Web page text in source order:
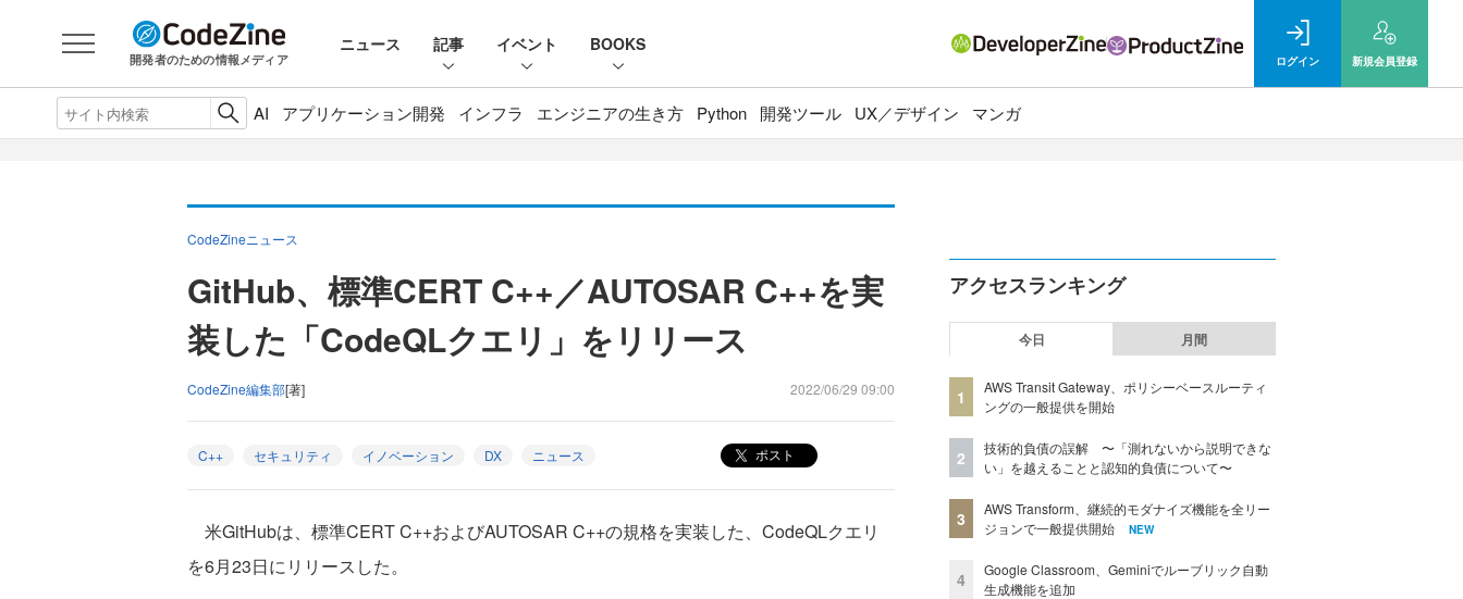
開発者のための情報メディア
ニュース 記事 イベント BOOKS
ログイン 新規会員登録
AI アプリケーション開発 インフラ エンジニアの生き方 Python 開発ツール UX／デザイン マンガ
CodeZineニュース
GitHub、標準CERT C++／AUTOSAR C++を実
装した「CodeQLクエリ」をリリース
CodeZine編集部[著] 2022/06/29 09:00
C++ セキュリティ イノベーション DX ニュース ポスト
米GitHubは、標準CERT C++およびAUTOSAR C++の規格を実装した、CodeQLクエリ
を6月23日にリリースした。
アクセスランキング
今日 月間
1
AWS Transit Gateway、ポリシーベースルーティ
ングの一般提供を開始
2
技術的負債の誤解 〜「測れないから説明できな
い」を越えることと認知的負債について〜
3
AWS Transform、継続的モダナイズ機能を全リー
ジョンで一般提供開始
NEW
4
Google Classroom、Geminiでルーブリック自動
生成機能を追加